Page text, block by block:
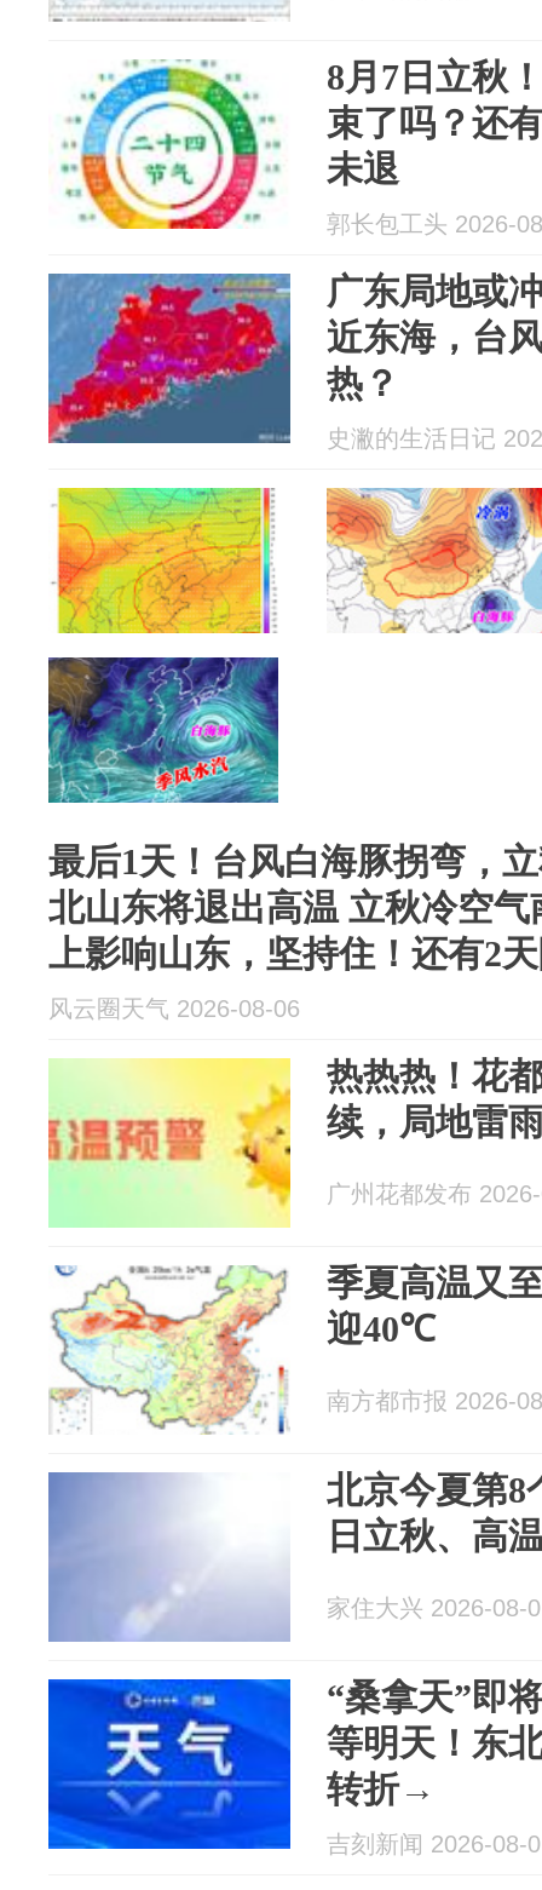
8月7日立秋
束了吗？还
未退
郭长包工头 2026-
广东局地或
近东海，台
热？
史潎的生活日记
最后1天！台风白海豚拐弯，
北山东将退出高温 立秋冷空
上影响山东，坚持住！还有2
风云圈天气 2026-08-06
热热热！花
续，局地雷
广州花都发布
季夏高温又
迎40℃
南方都市报 2026-
北京今夏第8
日立秋、高
家住大兴 2026-08-
“桑拿天”即
等明天！东
转折→
吉刻新闻 2026-08-